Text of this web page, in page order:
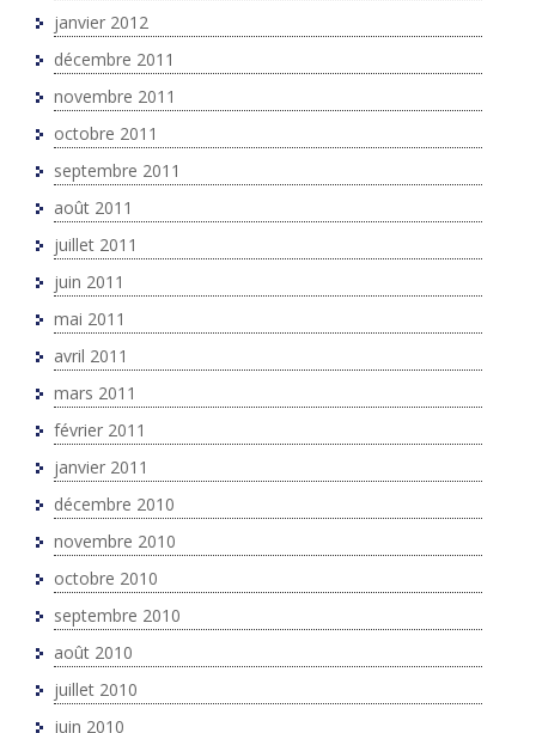
janvier 2012
décembre 2011
novembre 2011
octobre 2011
septembre 2011
août 2011
juillet 2011
juin 2011
mai 2011
avril 2011
mars 2011
février 2011
janvier 2011
décembre 2010
novembre 2010
octobre 2010
septembre 2010
août 2010
juillet 2010
juin 2010